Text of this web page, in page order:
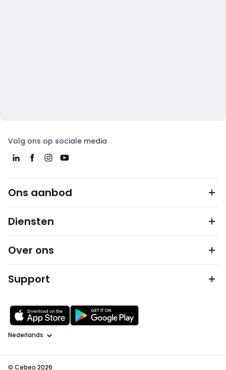
Volg ons op sociale media
Ons aanbod
Diensten
Over ons
Support
Taal
© Cebeo 2026